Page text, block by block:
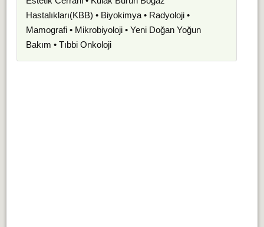
Hastalıkları(KBB) • Biyokimya • Radyoloji •
Mamografi • Mikrobiyoloji • Yeni Doğan Yoğun
Bakım • Tıbbi Onkoloji